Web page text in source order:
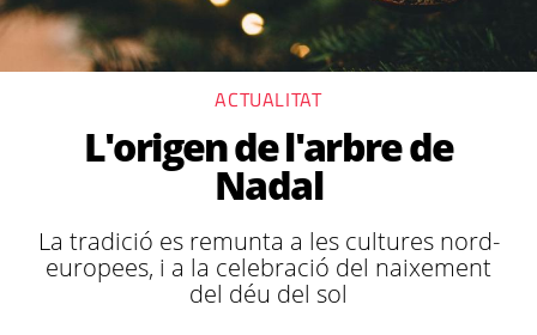
ACTUALITAT
L'origen de l'arbre de
Nadal
La tradició es remunta a les cultures nord-
europees, i a la celebració del naixement
del déu del sol